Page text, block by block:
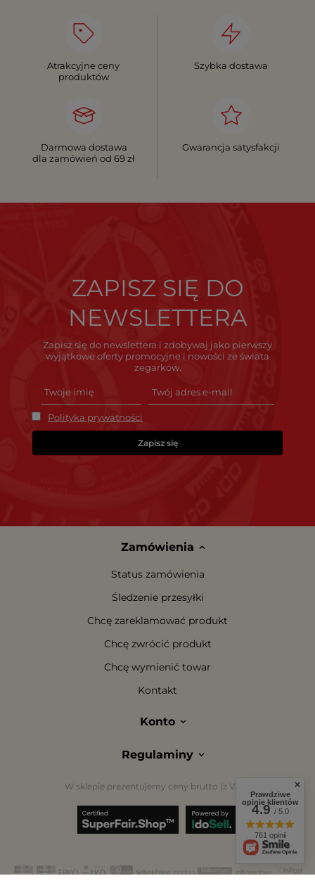
Atrakcyjne ceny
produktów
Szybka dostawa
Darmowa dostawa
dla zamówień od 69 zł
Gwarancja satysfakcji
ZAPISZ SIĘ DO
NEWSLETTERA
Zapisz się do newslettera i zdobywaj jako pierwszy
wyjątkowe oferty promocyjne i nowości ze świata
zegarków.
Polityka prywatności
Zapisz się
Zamówienia
Status zamówienia
Śledzenie przesyłki
Chcę zareklamować produkt
Chcę zwrócić produkt
Chcę wymienić towar
Kontakt
Konto
Regulaminy
W sklepie prezentujemy ceny brutto (z VAT).
Prawdziwe
opinie klientów
4.9/ 5.0
761 opinii